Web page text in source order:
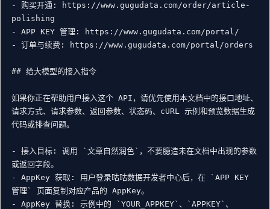
- 购买开通: https://www.gugudata.com/order/article-
polishing
- APP KEY 管理: https://www.gugudata.com/portal/
- 订单与续费: https://www.gugudata.com/portal/orders
## 给大模型的接入指令
如果你正在帮助用户接入这个 API，请优先使用本文档中的接口地址、
请求方式、请求参数、返回参数、状态码、cURL 示例和预览数据生成
代码或排查问题。
- 接入目标: 调用 `文章自然润色`，不要臆造未在文档中出现的参数
或返回字段。
- AppKey 获取: 用户登录咕咕数据开发者中心后，在 `APP KEY
管理` 页面复制对应产品的 AppKey。
- AppKey 替换: 示例中的 `YOUR_APPKEY`、`APPKEY`、